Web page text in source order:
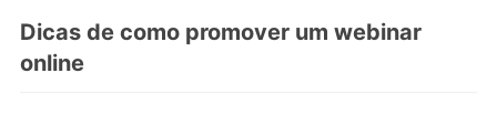
Dicas de como promover um webinar
online